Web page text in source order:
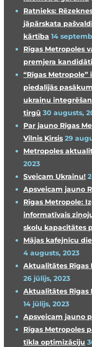
Ratnieks:
jāpārskata
kārtība 14
Rīgas Metropoles
premjera kandidāti
“Rīgas
piedalījās
ukraiņu
tirgū 30 augusts,
Par jauno Rīgas
Vilnis Ķirsis 29
Metropoles
2023
Sveicam Ukrainu!
Apsveicam jauno
Rīgas Metropole:
informatīvais
skolu kapacitātes
Mājas kafejnīcu
4 augusts, 2023
Aktualitātes Rīgas
26 jūlijs, 2023
Aktualitātes Rīgas
14 jūlijs, 2023
Apsveicam jauno
Rīgas Metropoles
tīkla optimizāciju